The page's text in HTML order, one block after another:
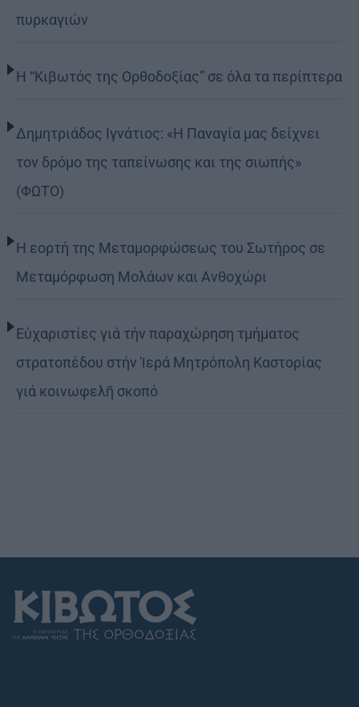
πυρκαγιών
Η “Κιβωτός της Ορθοδοξίας” σε όλα τα περίπτερα
Δημητριάδος Ιγνάτιος: «Η Παναγία μας δείχνει
τον δρόμο της ταπείνωσης και της σιωπής»
(ΦΩΤΟ)
Η εορτή της Μεταμορφώσεως του Σωτήρος σε
Μεταμόρφωση Μολάων και Ανθοχώρι
Εὐχαριστίες γιά τήν παραχώρηση τμήματος
στρατοπέδου στήν Ἱερά Μητρόπολη Καστορίας
γιά κοινωφελῆ σκοπό